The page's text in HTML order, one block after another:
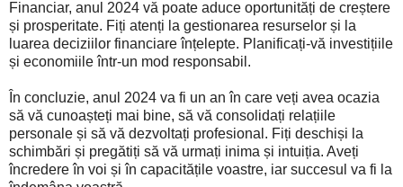
Financiar, anul 2024 vă poate aduce oportunități de creștere
și prosperitate. Fiți atenți la gestionarea resurselor și la
luarea deciziilor financiare înțelepte. Planificați-vă investițiile
și economiile într-un mod responsabil.
În concluzie, anul 2024 va fi un an în care veți avea ocazia
să vă cunoașteți mai bine, să vă consolidați relațiile
personale și să vă dezvoltați profesional. Fiți deschiși la
schimbări și pregătiți să vă urmați inima și intuiția. Aveți
încredere în voi și în capacitățile voastre, iar succesul va fi la